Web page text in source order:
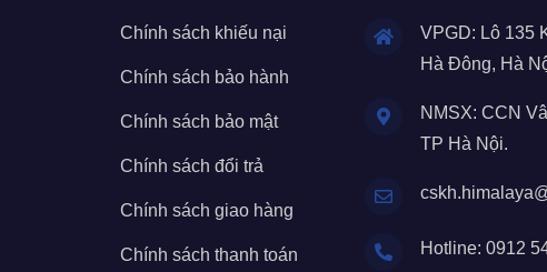
Chính sách khiếu nại
Chính sách bảo hành
Chính sách bảo mật
Chính sách đổi trả
Chính sách giao hàng
Chính sách thanh toán
VPGD: Lô 135
Hà Đông, Hà
NMSX: CCN
TP Hà Nội.
Hotline: 0912